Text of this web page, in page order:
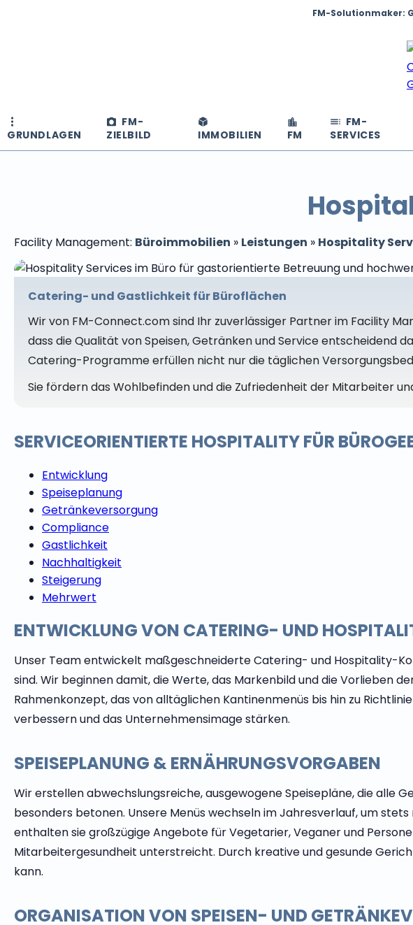
FM-Solutionmaker:
GRUNDLAGEN
FM-
ZIELBILD
IMMOBILIEN FM
FM-
SERVICES
Facility Management: Büroimmobilien » Leistungen » Hospitality
Catering- und Gastlichkeit für Büroflächen
Wir von FM-Connect.com sind Ihr zuverlässiger Partner im Facility
dass die Qualität von Speisen, Getränken und Service entscheidend
Catering-Programme erfüllen nicht nur die täglichen
Sie fördern das Wohlbefinden und die Zufriedenheit der Mitarbeiter
SERVICEORIENTIERTE HOSPITALITY FÜR
Entwicklung
Speiseplanung
Getränkeversorgung
Compliance
Gastlichkeit
Nachhaltigkeit
Steigerung
Mehrwert
ENTWICKLUNG VON CATERING- UND
Unser Team entwickelt maßgeschneiderte Catering- und Hospitality-
sind. Wir beginnen damit, die Werte, das Markenbild und die Vorlieben
Rahmenkonzept, das von alltäglichen Kantinenmenüs bis hin zu
verbessern und das Unternehmensimage stärken.
SPEISEPLANUNG & ERNÄHRUNGSVORGABEN
Wir erstellen abwechslungsreiche, ausgewogene Speisepläne, die alle
besonders betonen. Unsere Menüs wechseln im Jahresverlauf, um
enthalten sie großzügige Angebote für Vegetarier, Veganer und
Mitarbeitergesundheit unterstreicht. Durch kreative und gesunde
kann.
ORGANISATION VON SPEISEN- UND